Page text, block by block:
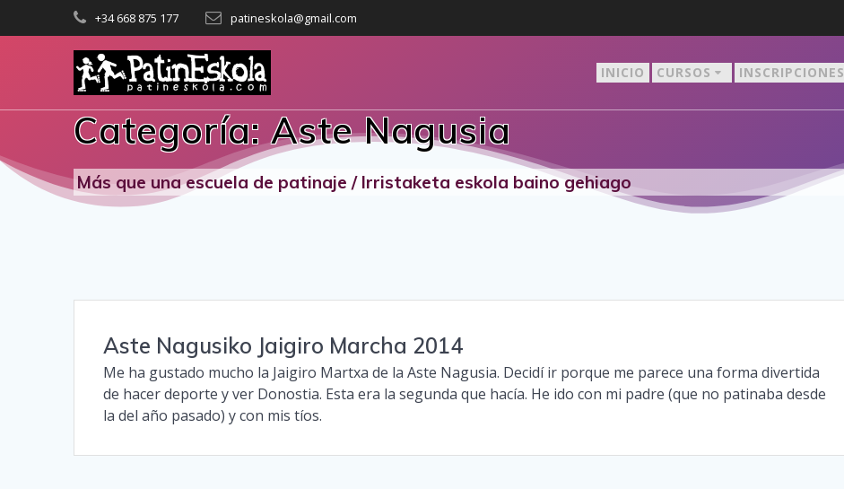
al
+34 668 875 177 patineskola@gmail.com
INICIO CURSOS INSCRIPCIONES
Categoría:Aste Nagusia
Más que una escuela de patinaje / Irristaketa eskola baino gehiago
Aste Nagusiko Jaigiro Marcha 2014
Me ha gustado mucho la Jaigiro Martxa de la Aste Nagusia. Decidí ir porque me parece una forma divertida
de hacer deporte y ver Donostia. Esta era la segunda que hacía. He ido con mi padre (que no patinaba desde
la del año pasado) y con mis tíos.